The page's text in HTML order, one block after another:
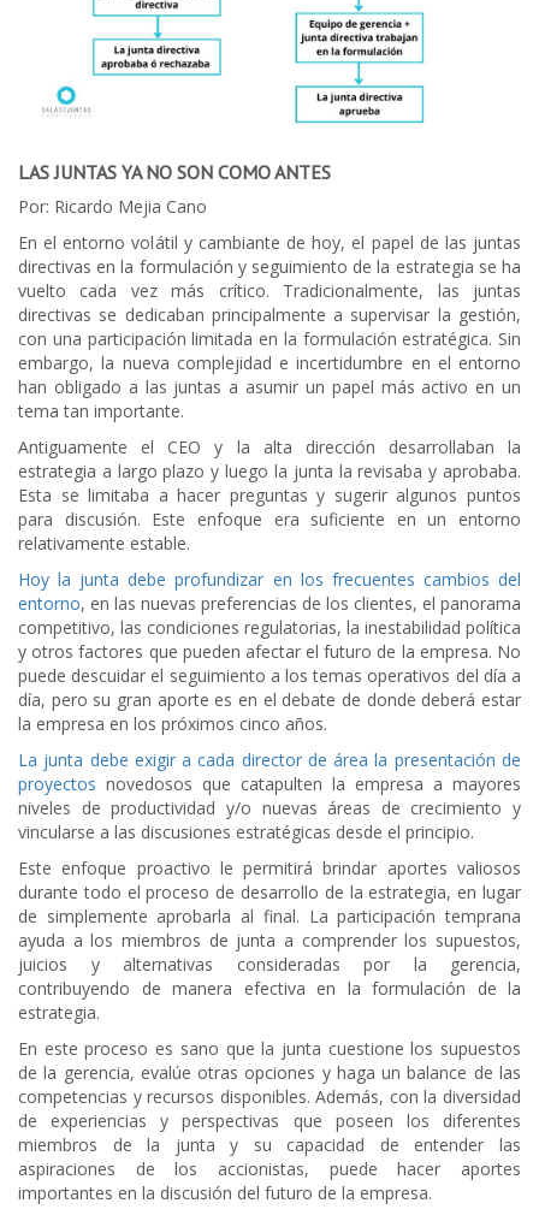
LAS JUNTAS YA NO SON COMO ANTES
Por: Ricardo Mejia Cano
En el entorno volátil y cambiante de hoy, el papel de las juntas
directivas en la formulación y seguimiento de la estrategia se ha
vuelto cada vez más crítico. Tradicionalmente, las juntas
directivas se dedicaban principalmente a supervisar la gestión,
con una participación limitada en la formulación estratégica. Sin
embargo, la nueva complejidad e incertidumbre en el entorno
han obligado a las juntas a asumir un papel más activo en un
tema tan importante.
Antiguamente el CEO y la alta dirección desarrollaban la
estrategia a largo plazo y luego la junta la revisaba y aprobaba.
Esta se limitaba a hacer preguntas y sugerir algunos puntos
para discusión. Este enfoque era suficiente en un entorno
relativamente estable.
Hoy la junta debe profundizar en los frecuentes cambios del
entorno, en las nuevas preferencias de los clientes, el panorama
competitivo, las condiciones regulatorias, la inestabilidad política
y otros factores que pueden afectar el futuro de la empresa. No
puede descuidar el seguimiento a los temas operativos del día a
día, pero su gran aporte es en el debate de donde deberá estar
la empresa en los próximos cinco años.
La junta debe exigir a cada director de área la presentación de
proyectos novedosos que catapulten la empresa a mayores
niveles de productividad y/o nuevas áreas de crecimiento y
vincularse a las discusiones estratégicas desde el principio.
Este enfoque proactivo le permitirá brindar aportes valiosos
durante todo el proceso de desarrollo de la estrategia, en lugar
de simplemente aprobarla al final. La participación temprana
ayuda a los miembros de junta a comprender los supuestos,
juicios y alternativas consideradas por la gerencia,
contribuyendo de manera efectiva en la formulación de la
estrategia.
En este proceso es sano que la junta cuestione los supuestos
de la gerencia, evalúe otras opciones y haga un balance de las
competencias y recursos disponibles. Además, con la diversidad
de experiencias y perspectivas que poseen los diferentes
miembros de la junta y su capacidad de entender las
aspiraciones de los accionistas, puede hacer aportes
importantes en la discusión del futuro de la empresa.